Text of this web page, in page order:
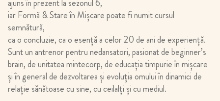
ajuns în prezent la sezonul 6,
iar Formă & Stare în Mişcare poate fi numit cursul
semnătură,
ca o concluzie, ca o esență a celor 20 de ani de experiență.
Sunt un antrenor pentru nedansatori, pasionat de beginner’s
brain, de unitatea mintecorp, de educația timpurie în mişcare
şi în general de dezvoltarea şi evoluția omului în dinamici de
relație sănătoase cu sine, cu ceilalți şi cu mediul.